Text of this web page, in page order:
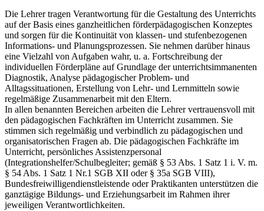
Die Lehrer tragen Verantwortung für die Gestaltung des Unterrichts
auf der Basis eines ganzheitlichen förderpädagogischen Konzeptes
und sorgen für die Kontinuität von klassen- und stufenbezogenen
Informations- und Planungsprozessen. Sie nehmen darüber hinaus
eine Vielzahl von Aufgaben wahr, u. a. Fortschreibung der
individuellen Förderpläne auf Grundlage der unterrichtsimmanenten
Diagnostik, Analyse pädagogischer Problem- und
Alltagssituationen, Erstellung von Lehr- und Lernmitteln sowie
regelmäßige Zusammenarbeit mit den Eltern.
In allen benannten Bereichen arbeiten die Lehrer vertrauensvoll mit
den pädagogischen Fachkräften im Unterricht zusammen. Sie
stimmen sich regelmäßig und verbindlich zu pädagogischen und
organisatorischen Fragen ab. Die pädagogischen Fachkräfte im
Unterricht, persönliches Assistenzpersonal
(Integrationshelfer/Schulbegleiter; gemäß § 53 Abs. 1 Satz 1 i. V. m.
§ 54 Abs. 1 Satz 1 Nr.1 SGB XII oder § 35a SGB VIII),
Bundesfreiwilligendienstleistende oder Praktikanten unterstützen die
ganztägige Bildungs- und Erziehungsarbeit im Rahmen ihrer
jeweiligen Verantwortlichkeiten.